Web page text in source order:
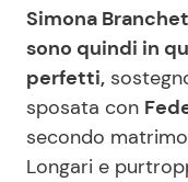
Simona
sono quindi in
perfetti,
sposata con
secondo
Longari e